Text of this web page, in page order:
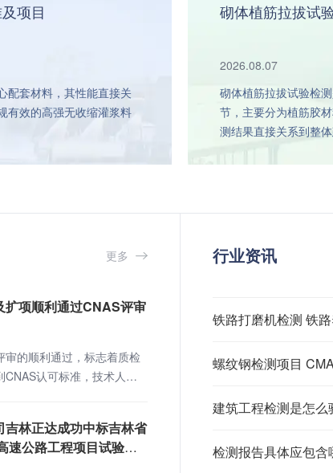
项目
配套材料，其性能直接关
有效的高强无收缩灌浆料
砌体植筋拉拔试
2026.08.07
砌体植筋拉拔试验检
节，主要分为植筋胶
测结果直接关系到整
更多
扩项顺利通过CNAS评审
审的顺利通过，标志着质检
认可标准，技术人
吉林正达成功中标吉林省
速公路工程项目试验检
行业资讯
铁路打磨机检测 铁
螺纹钢检测项目
建筑工程检测是怎
检测报告具体应包